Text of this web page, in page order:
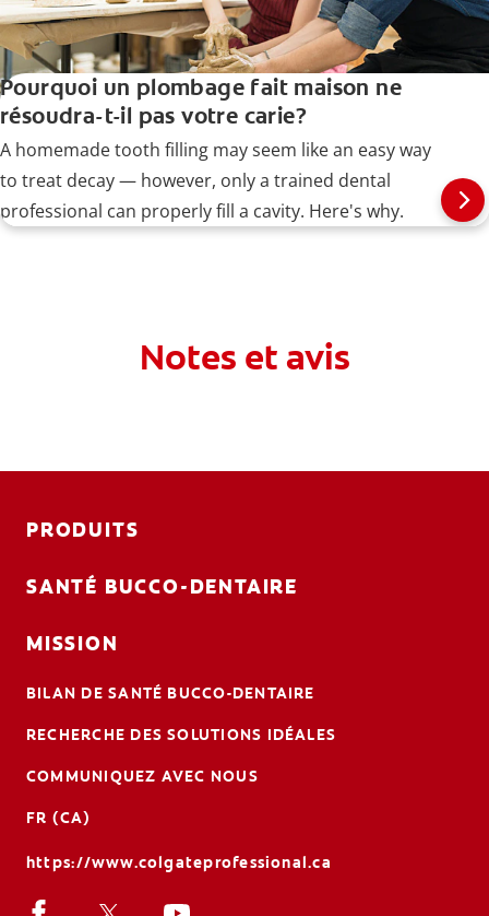
Pourquoi un plombage fait maison ne
résoudra-t-il pas votre carie?
A homemade tooth filling may seem like an easy way
to treat decay — however, only a trained dental
professional can properly fill a cavity. Here's why.
Notes et avis
PRODUITS
SANTÉ BUCCO-DENTAIRE
MISSION
BILAN DE SANTÉ BUCCO-DENTAIRE
RECHERCHE DES SOLUTIONS IDÉALES
COMMUNIQUEZ AVEC NOUS
FR (CA)
https://www.colgateprofessional.ca